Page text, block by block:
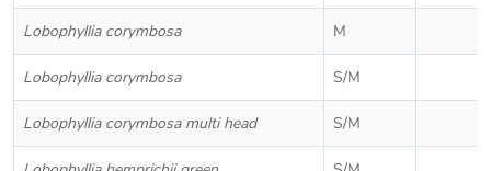
Lobophyllia corymbosa M
Lobophyllia corymbosa S/M
Lobophyllia corymbosa multi head S/M